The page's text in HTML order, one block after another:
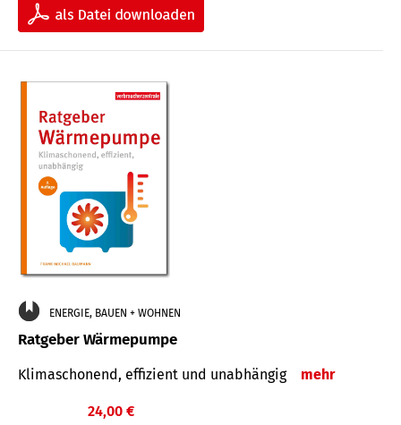
ENERGIE, BAUEN + WOHNEN
Ratgeber Wärmepumpe
Klimaschonend, effizient und unabhängig mehr
24,00 €